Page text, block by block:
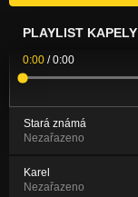
PLAYLIST KAPELY
0:00 /0:00
Stará známá
Nezařazeno
Karel
Nezařazeno